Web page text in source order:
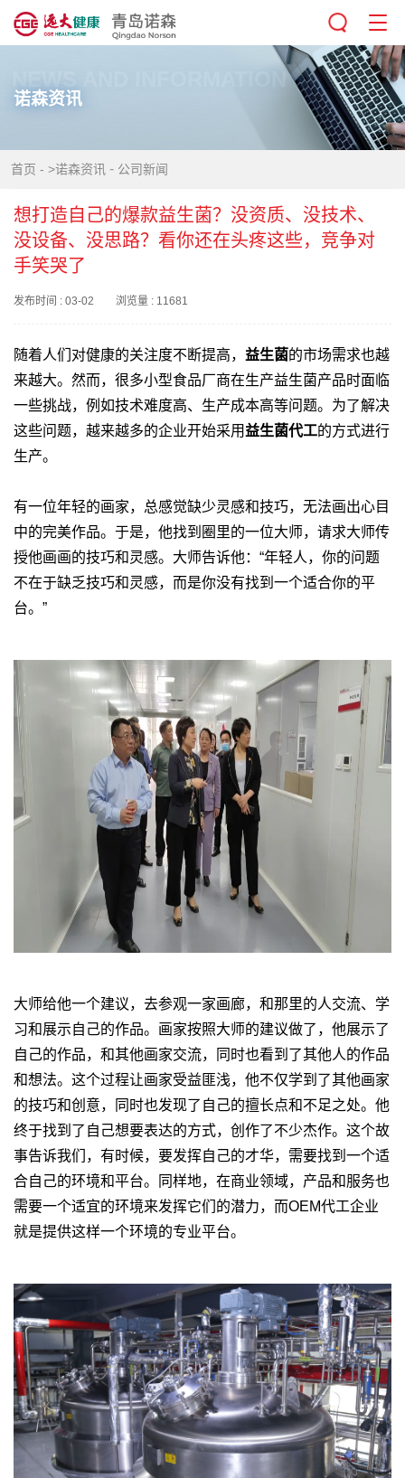
NEWS AND INFORMATION
诺森资讯
首页 - >诺森资讯 - 公司新闻
想打造自己的爆款益生菌？没资质、没技术、
没设备、没思路？看你还在头疼这些，竞争对
手笑哭了
发布时间 : 03-02 浏览量 : 11681
随着人们对健康的关注度不断提高， 益生菌的市场需求也越
来越大。然而，很多小型食品厂商在生产益生菌产品时面临
一些挑战，例如技术难度高、生产成本高等问题。为了解决
这些问题，越来越多的企业开始采用益生菌代工的方式进行
生产。
有一位年轻的画家，总感觉缺少灵感和技巧，无法画出心目
中的完美作品。于是，他找到圈里的一位大师，请求大师传
授他画画的技巧和灵感。大师告诉他：“年轻人，你的问题
不在于缺乏技巧和灵感，而是你没有找到一个适合你的平
台。”
大师给他一个建议，去参观一家画廊，和那里的人交流、学
习和展示自己的作品。画家按照大师的建议做了，他展示了
自己的作品，和其他画家交流，同时也看到了其他人的作品
和想法。这个过程让画家受益匪浅，他不仅学到了其他画家
的技巧和创意，同时也发现了自己的擅长点和不足之处。他
终于找到了自己想要表达的方式，创作了不少杰作。这个故
事告诉我们，有时候，要发挥自己的才华，需要找到一个适
合自己的环境和平台。同样地，在商业领域，产品和服务也
需要一个适宜的环境来发挥它们的潜力，而OEM代工企业
就是提供这样一个环境的专业平台。